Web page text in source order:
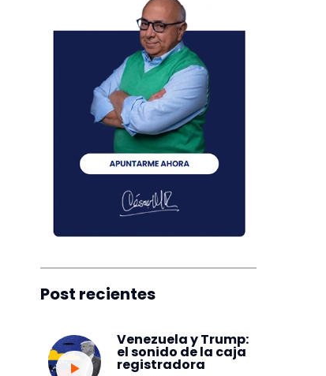
Post recientes
Venezuela y Trump:
el sonido de la caja
registradora